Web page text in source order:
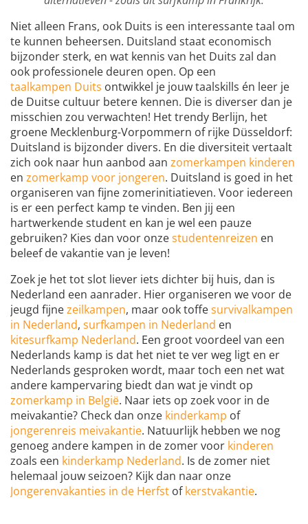
Niet alleen Frans, ook Duits is een interessante taal om
te kunnen beheersen. Duitsland staat economisch
bijzonder sterk, en wat kennis van het Duits zal dan
ook professionele deuren open. Op een
taalkampen Duits ontwikkel je jouw taalskills én leer je
de Duitse cultuur betere kennen. Die is diverser dan je
misschien zou verwachten! Het trendy Berlijn, het
groene Mecklenburg-Vorpommern of rijke Düsseldorf:
Duitsland is bijzonder divers. En die diversiteit vertaalt
zich ook naar hun aanbod aan zomerkampen kinderen
en zomerkamp voor jongeren. Duitsland is goed in het
organiseren van fijne zomerinitiatieven. Voor iedereen
is er een perfect kamp te vinden. Ben jij een
hartwerkende student en kan je wel een pauze
gebruiken? Kies dan voor onzestudentenreizen en
beleef de vakantie van je leven!
Zoek je het tot slot liever iets dichter bij huis, dan is
Nederland een aanrader. Hier organiseren we voor de
jeugd fijnezeilkampen, maar ook toffesurvivalkampen
in Nederland, surfkampen in Nederland en
kitesurfkamp Nederland. Een groot voordeel van een
Nederlands kamp is dat het niet te ver weg ligt en er
Nederlands gesproken wordt, maar toch een net wat
andere kampervaring biedt dan wat je vindt op
zomerkamp in België. Naar iets op zoek voor in de
meivakantie? Check dan onze kinderkamp of
jongerenreis meivakantie. Natuurlijk hebben we nog
genoeg andere kampen in de zomer voor kinderen
zoals een kinderkamp Nederland. Is de zomer niet
helemaal jouw seizoen? Kijk dan naar onze
Jongerenvakanties in de Herfst ofkerstvakantie.